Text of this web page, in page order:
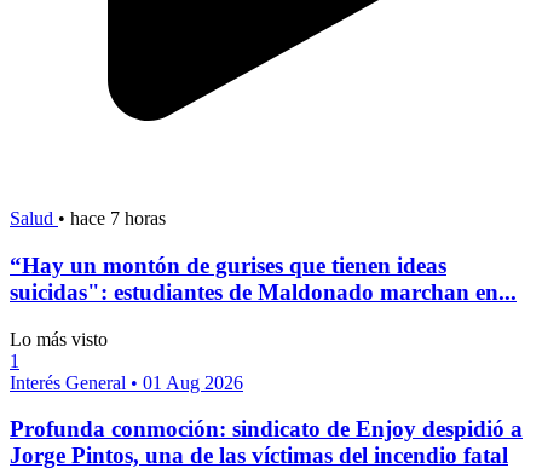
Salud • hace 7 horas
“Hay un montón de gurises que tienen ideas
suicidas": estudiantes de Maldonado marchan en...
Lo más visto
1
Interés General • 01 Aug 2026
Profunda conmoción: sindicato de Enjoy despidió a
Jorge Pintos, una de las víctimas del incendio fatal